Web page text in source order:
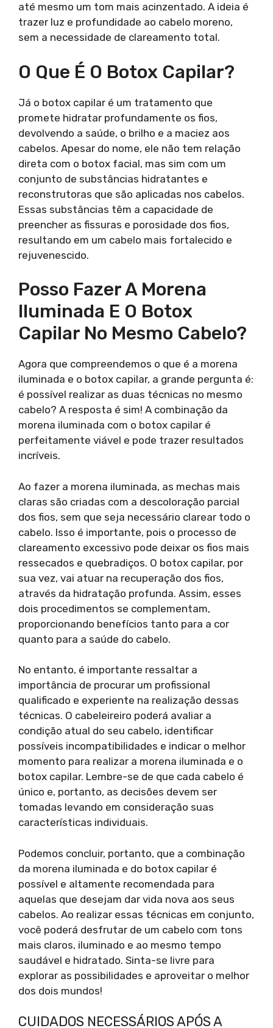
até mesmo um tom mais acinzentado. A ideia é
trazer luz e profundidade ao cabelo moreno,
sem a necessidade de clareamento total.
O Que É O Botox Capilar?
Já o botox capilar é um tratamento que
promete hidratar profundamente os fios,
devolvendo a saúde, o brilho e a maciez aos
cabelos. Apesar do nome, ele não tem relação
direta com o botox facial, mas sim com um
conjunto de substâncias hidratantes e
reconstrutoras que são aplicadas nos cabelos.
Essas substâncias têm a capacidade de
preencher as fissuras e porosidade dos fios,
resultando em um cabelo mais fortalecido e
rejuvenescido.
Posso Fazer A Morena
Iluminada E O Botox
Capilar No Mesmo Cabelo?
Agora que compreendemos o que é a morena
iluminada e o botox capilar, a grande pergunta é:
é possível realizar as duas técnicas no mesmo
cabelo? A resposta é sim! A combinação da
morena iluminada com o botox capilar é
perfeitamente viável e pode trazer resultados
incríveis.
Ao fazer a morena iluminada, as mechas mais
claras são criadas com a descoloração parcial
dos fios, sem que seja necessário clarear todo o
cabelo. Isso é importante, pois o processo de
clareamento excessivo pode deixar os fios mais
ressecados e quebradiços. O botox capilar, por
sua vez, vai atuar na recuperação dos fios,
através da hidratação profunda. Assim, esses
dois procedimentos se complementam,
proporcionando benefícios tanto para a cor
quanto para a saúde do cabelo.
No entanto, é importante ressaltar a
importância de procurar um profissional
qualificado e experiente na realização dessas
técnicas. O cabeleireiro poderá avaliar a
condição atual do seu cabelo, identificar
possíveis incompatibilidades e indicar o melhor
momento para realizar a morena iluminada e o
botox capilar. Lembre-se de que cada cabelo é
único e, portanto, as decisões devem ser
tomadas levando em consideração suas
características individuais.
Podemos concluir, portanto, que a combinação
da morena iluminada e do botox capilar é
possível e altamente recomendada para
aquelas que desejam dar vida nova aos seus
cabelos. Ao realizar essas técnicas em conjunto,
você poderá desfrutar de um cabelo com tons
mais claros, iluminado e ao mesmo tempo
saudável e hidratado. Sinta-se livre para
explorar as possibilidades e aproveitar o melhor
dos dois mundos!
CUIDADOS NECESSÁRIOS APÓS A